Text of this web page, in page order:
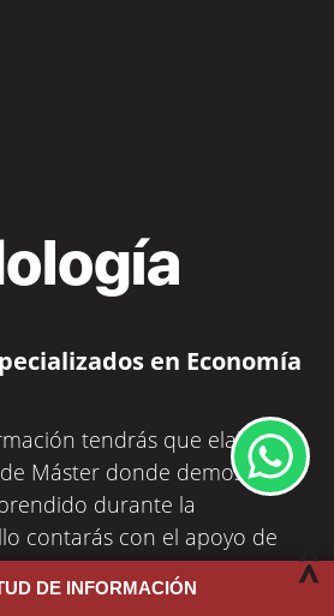
en Economía
tendrás que elaborar
Máster donde demostrarás
durante la
contarás con el apoyo de
amplia trayectoria
DE INFORMACIÓN